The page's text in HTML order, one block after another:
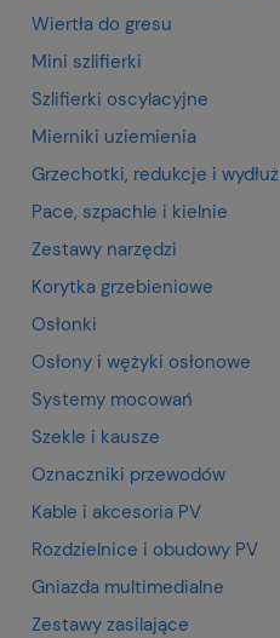
Wiertła do gresu
Mini szlifierki
Szlifierki oscylacyjne
Mierniki uziemienia
Grzechotki, redukcje i
Pace, szpachle i kielnie
Zestawy narzędzi
Korytka grzebieniowe
Osłonki
Osłony i wężyki osłonowe
Systemy mocowań
Szekle i kausze
Oznaczniki przewodów
Kable i akcesoria PV
Rozdzielnice i obudowy PV
Gniazda multimedialne
Zestawy zasilające